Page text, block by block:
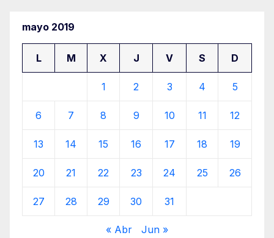
mayo 2019
L M X J V S D
1 2 3 4 5
6 7 8 9 10 11 12
13 14 15 16 17 18 19
20 21 22 23 24 25 26
27 28 29 30 31
« Abr Jun »